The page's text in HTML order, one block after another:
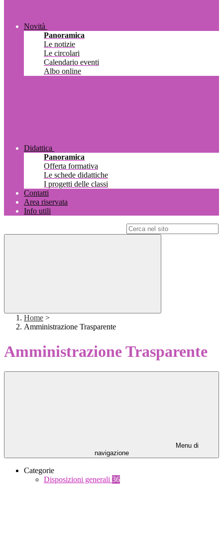
Novità
Panoramica
Le notizie
Le circolari
Calendario eventi
Albo online
Didattica
Panoramica
Offerta formativa
Le schede didattiche
I progetti delle classi
Contatti
Area riservata
Info utili
Home >
Amministrazione Trasparente
Amministrazione Trasparente
Menu di
navigazione
Categorie
Disposizioni generali 36